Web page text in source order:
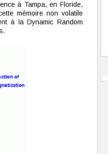
à Tampa, en Floride,
mémoire non volatile
à la Dynamic Random